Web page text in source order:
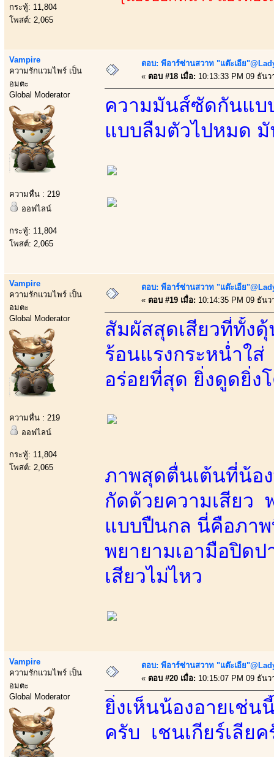
กระทู้: 11,804
โพสต์: 2,065
Vampire
ความรักแวมไพร์ เป็น
อมตะ
Global Moderator
ความหื่น : 219
ออฟไลน์
กระทู้: 11,804
โพสต์: 2,065
ตอบ: พีอาร์ซ่านสวาท "แต๊ะเอีย
« ตอบ #18 เมื่อ: 10:13:33 PM 09 ธัน
ความมันส์ซัดกันแ
แบบลืมตัวไปหมด
Vampire
ความรักแวมไพร์ เป็น
อมตะ
Global Moderator
ความหื่น : 219
ออฟไลน์
กระทู้: 11,804
โพสต์: 2,065
ตอบ: พีอาร์ซ่านสวาท "แต๊ะเอีย
« ตอบ #19 เมื่อ: 10:14:35 PM 09 ธัน
สัมผัสสุดเสียวที่ทั้ง
ร้อนแรงกระหน่ำใ
อร่อยที่สุด ยิ่งดูดยิ่ง
ภาพสุดตื่นเต้นที่น้อง
กัดด้วยความเสียว
แบบปืนกล นี่คือภาพ
พยายามเอามือปิดป
เสียวไม่ไหว
Vampire
ความรักแวมไพร์ เป็น
อมตะ
Global Moderator
ตอบ: พีอาร์ซ่านสวาท "แต๊ะเอีย
« ตอบ #20 เมื่อ: 10:15:07 PM 09 ธัน
ยิ่งเห็นน้องอายเช่
ครับ เชนเกียร์เลีย